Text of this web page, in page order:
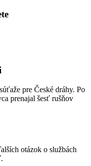
pre České dráhy. Po
prenajal šesť rušňov
otázok o službách